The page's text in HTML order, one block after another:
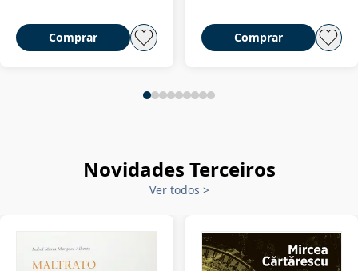
Comprar Comprar
Novidades Terceiros
Ver todos >